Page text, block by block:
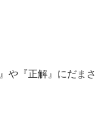
や『正解』にだまさ